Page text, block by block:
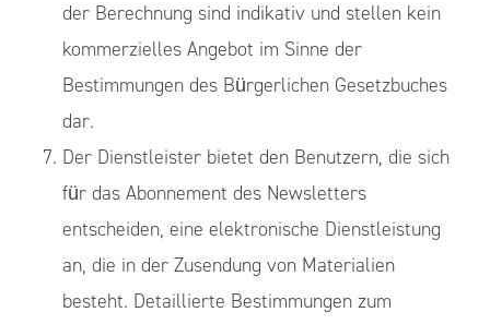
der Berechnung sind indikativ und stellen kein
kommerzielles Angebot im Sinne der
Bestimmungen des Bürgerlichen Gesetzbuches
dar.
Der Dienstleister bietet den Benutzern, die sich
für das Abonnement des Newsletters
entscheiden, eine elektronische Dienstleistung
an, die in der Zusendung von Materialien
besteht. Detaillierte Bestimmungen zum